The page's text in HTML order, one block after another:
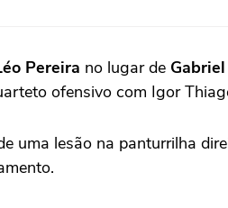
Pereira no lugar de
ofensivo com Igor
uma lesão na panturrilha